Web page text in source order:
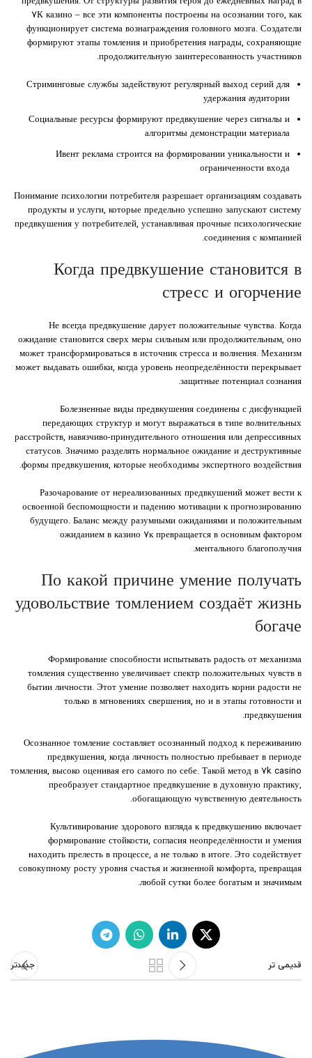
۷К казино – все эти компоненты построены на осознании того, как
функционирует система вознаграждения головного мозга. Создатели
формируют этапы томления и приобретения награды, сохраняющие
продолжительную заинтересованность участников.
Стриминговые службы задействуют регулярный выход серий для
удержания аудитории
Социальные ресурсы формируют предвкушение через сигналы и
алгоритмы демонстрации материала
Ивент реклама строится на формировании уникальности и
ограниченности входа
Понимание психологии потребителя разрешает организациям создавать
продукты и услуги, которые предельно успешно запускают систему
предвкушения у потребителей, устанавливая прочные психологические
соединения с компанией.
Когда предвкушение становится в
стресс и огорчение
Не всегда предвкушение дарует положительные чувства. Когда
ожидание становится сверх меры сильным или продолжительным, оно
может трансформироваться в источник стресса и волнения. Механизм
может выдавать ошибки, когда уровень неопределённости перекрывает
защитные потенциал сознания.
Болезненные виды предвкушения соединены с дисфункцией
передающих структур и могут выражаться в типе волнительных
расстройств, навязчиво-принудительного отношения или депрессивных
статусов. Значимо разделять нормальное ожидание и деструктивные
формы предвкушения, которые необходимы экспертного воздействия.
Разочарование от нереализованных предвкушений может вести к
освоенной беспомощности и падению мотивации к прогнозированию
будущего. Баланс между разумными ожиданиями и положительным
ожиданием в казино ۷к превращается в основным фактором
ментального благополучия.
По какой причине умение получать
удовольствие томлением создаёт жизнь
богаче
Формирование способности испытывать радость от механизма
томления существенно увеличивает спектр положительных чувств в
бытии личности. Этот умение позволяет находить корни радости не
только в мгновениях свершения, но и в этапы готовности и
предвкушения.
Осознанное томление составляет осознанный подход к переживанию
предвкушения, когда личность полностью пребывает в периоде
томления, высоко оценивая его самого по себе. Такой метод в 7k casino
преобразует стандартное предвкушение в духовную практику,
обогащающую чувственную деятельность.
Культивирование здорового взгляда к предвкушению включает
формирование стойкости, согласия неопределённости и умения
находить прелесть в процессе, а не только в итоге. Это содействует
совокупному росту уровня счастья и жизненной комфорта, превращая
любой сутки более богатым и значимым.
جدیدتر قدیمی تر